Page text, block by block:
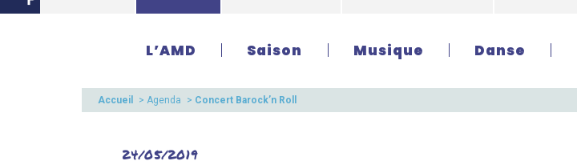
L’AMD Saison Musique Danse
Accueil > Agenda > Concert Barock’n Roll
24/05/2019